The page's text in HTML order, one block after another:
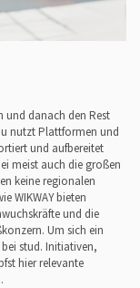
und danach den Rest
nutzt Plattformen und
und aufbereitet
meist auch die großen
keine regionalen
WIKWAY bieten
und die
Um sich ein
stud. Initiativen,
hier relevante